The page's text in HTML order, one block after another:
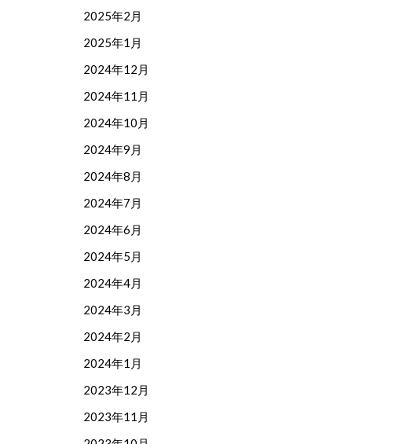
2025年2月
2025年1月
2024年12月
2024年11月
2024年10月
2024年9月
2024年8月
2024年7月
2024年6月
2024年5月
2024年4月
2024年3月
2024年2月
2024年1月
2023年12月
2023年11月